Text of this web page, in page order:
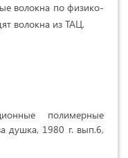
волокна по физико-
волокна из ТАЦ.
полимерные
душка, 1980 г. вып.6,